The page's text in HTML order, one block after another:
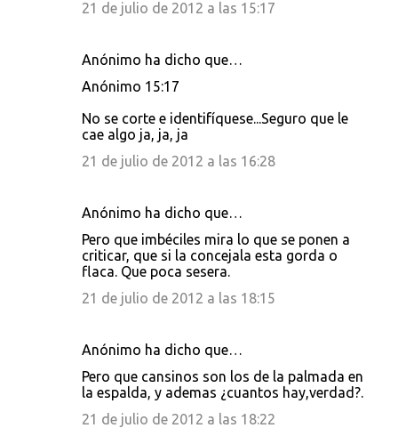
21 de julio de 2012 a las 15:17
Anónimo ha dicho que…
Anónimo 15:17
No se corte e identifíquese...Seguro que le
cae algo ja, ja, ja
21 de julio de 2012 a las 16:28
Anónimo ha dicho que…
Pero que imbéciles mira lo que se ponen a
criticar, que si la concejala esta gorda o
flaca. Que poca sesera.
21 de julio de 2012 a las 18:15
Anónimo ha dicho que…
Pero que cansinos son los de la palmada en
la espalda, y ademas ¿cuantos hay,verdad?.
21 de julio de 2012 a las 18:22